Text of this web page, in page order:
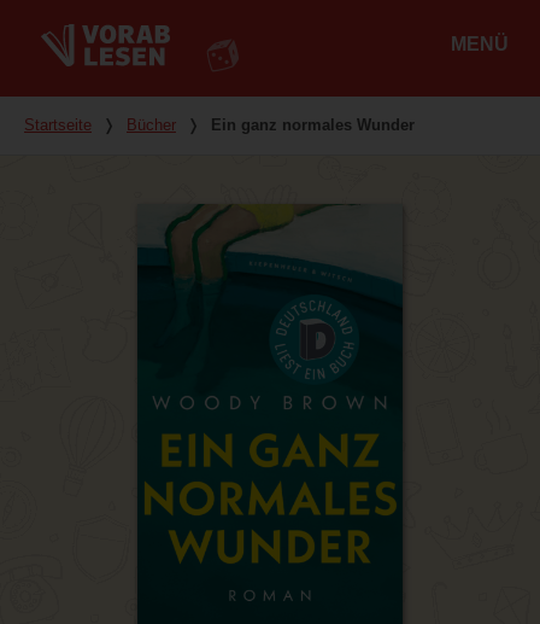
MENÜ
Du bist hier
Startseite ❭ Bücher ❭ Ein ganz normales Wunder